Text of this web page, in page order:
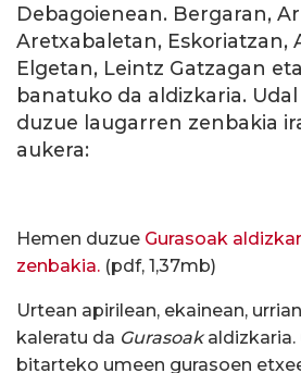
Debagoienean. Bergaran,
Aretxabaletan, Eskoriatzan,
Elgetan, Leintz Gatzagan
banatuko da aldizkaria.
duzue laugarren zenbakia
aukera:
Hemen duzue Gurasoak
zenbakia. (pdf, 1,37mb)
Urtean apirilean, ekainean,
kaleratu da Gurasoakaldizkaria.
bitarteko umeen gurasoen